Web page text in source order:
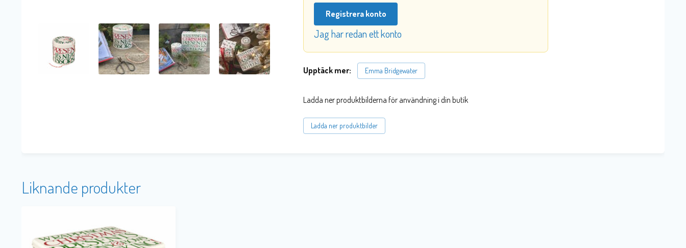
Registrera konto
Jag har redan ett konto
Upptäck mer: Emma Bridgewater
Ladda ner produktbilderna för användning i din butik
Ladda ner produktbilder
Liknande produkter